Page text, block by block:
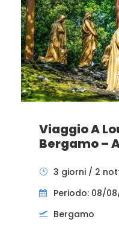
Viaggio A
Bergamo –
3 giorni / 2
Periodo: 08/
Bergamo